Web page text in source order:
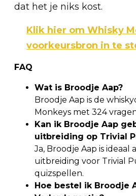
dat het je niks kost.
Klik hier om Whisky
voorkeursbron in te
FAQ
Wat is Broodje Aap?
Broodje Aap is de
Monkeys met 324
Kan ik Broodje Aap
uitbreiding op Trivial
Ja, Broodje Aap is ideaal
uitbreiding voor Trivial
quizspellen.
Hoe bestel ik Broodje